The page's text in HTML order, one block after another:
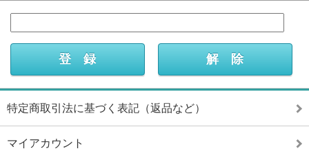
特定商取引法に基づく表記（返品など）
マイアカウント